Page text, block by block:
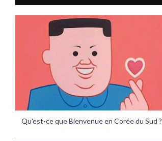
Qu'est-ce que Bienvenue en Corée du Sud ?